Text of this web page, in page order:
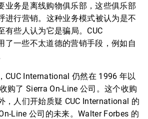
业务是离线购物俱乐部，这些俱乐部
进行营销。这种业务模式被认为是不
有些人认为它是骗局。CUC
了一些不太道德的营销手段，例如自
CUC International 仍然在 1996 年以
购了 Sierra On-Line 公司。这个收购
，人们开始质疑 CUC International 的
Line 公司的未来。Walter Forbes 的